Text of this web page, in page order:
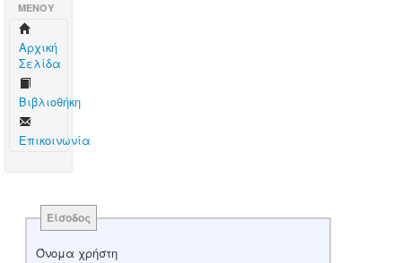
ΜΕΝΟΥ
Aρχική
Σελίδα
Βιβλιοθήκη
Επικοινωνία
Είσοδος
Όνομα χρήστη